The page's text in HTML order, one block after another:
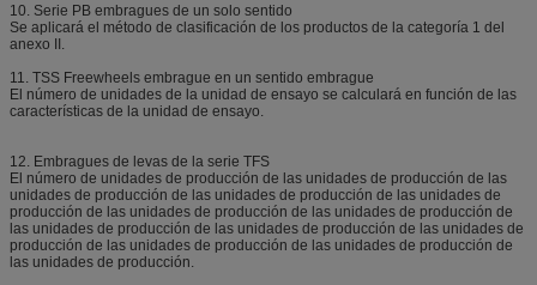
10. Serie PB embragues de un solo sentido
Se aplicará el método de clasificación de los productos de la categoría 1 del
anexo II.
11. TSS Freewheels embrague en un sentido embrague
El número de unidades de la unidad de ensayo se calculará en función de las
características de la unidad de ensayo.
12. Embragues de levas de la serie TFS
El número de unidades de producción de las unidades de producción de las
unidades de producción de las unidades de producción de las unidades de
producción de las unidades de producción de las unidades de producción de
las unidades de producción de las unidades de producción de las unidades de
producción de las unidades de producción de las unidades de producción de
las unidades de producción.